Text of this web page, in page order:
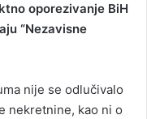
oporezivanje BiH
“Nezavisne
nije se odlučivalo
nekretnine, kao ni o